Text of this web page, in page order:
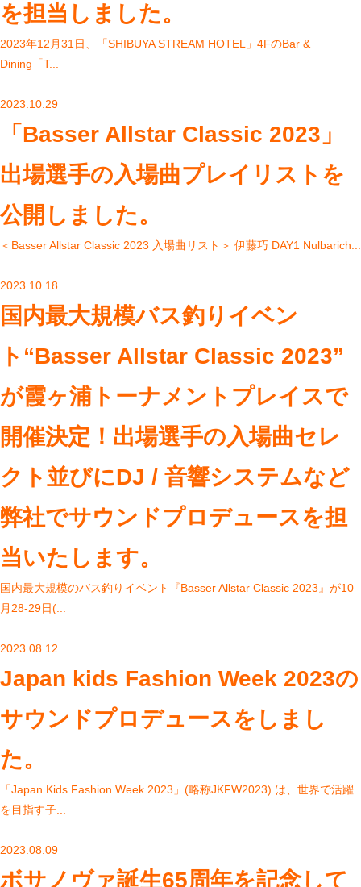
を担当しました。
2023年12月31日、「SHIBUYA STREAM HOTEL」4FのBar &
Dining「T...
2023.10.29
「Basser Allstar Classic 2023」
出場選手の入場曲プレイリストを
公開しました。
＜Basser Allstar Classic 2023 入場曲リスト＞ 伊藤巧 DAY1 Nulbarich...
2023.10.18
国内最⼤規模バス釣りイベン
ト“Basser Allstar Classic 2023”
が霞ヶ浦トーナメントプレイスで
開催決定！出場選手の入場曲セレ
クト並びにDJ / 音響システムなど
弊社でサウンドプロデュースを担
当いたします。
国内最⼤規模のバス釣りイベント『Basser Allstar Classic 2023』が10
⽉28-29⽇(...
2023.08.12
Japan kids Fashion Week 2023の
サウンドプロデュースをしまし
た。
「Japan Kids Fashion Week 2023」(略称JKFW2023) は、世界で活躍
を目指す子...
2023.08.09
ボサノヴァ誕生65周年を記念して